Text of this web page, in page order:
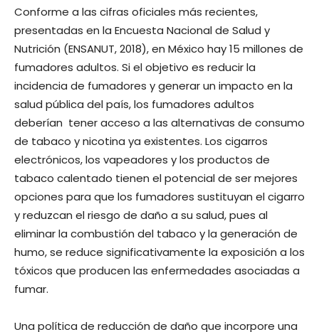
Conforme a las cifras oficiales más recientes,
presentadas en la Encuesta Nacional de Salud y
Nutrición (ENSANUT, 2018), en México hay 15 millones de
fumadores adultos. Si el objetivo es reducir la
incidencia de fumadores y generar un impacto en la
salud pública del país, los fumadores adultos
deberían tener acceso a las alternativas de consumo
de tabaco y nicotina ya existentes. Los cigarros
electrónicos, los vapeadores y los productos de
tabaco calentado tienen el potencial de ser mejores
opciones para que los fumadores sustituyan el cigarro
y reduzcan el riesgo de daño a su salud, pues al
eliminar la combustión del tabaco y la generación de
humo, se reduce significativamente la exposición a los
tóxicos que producen las enfermedades asociadas a
fumar.
Una política de reducción de daño que incorpore una